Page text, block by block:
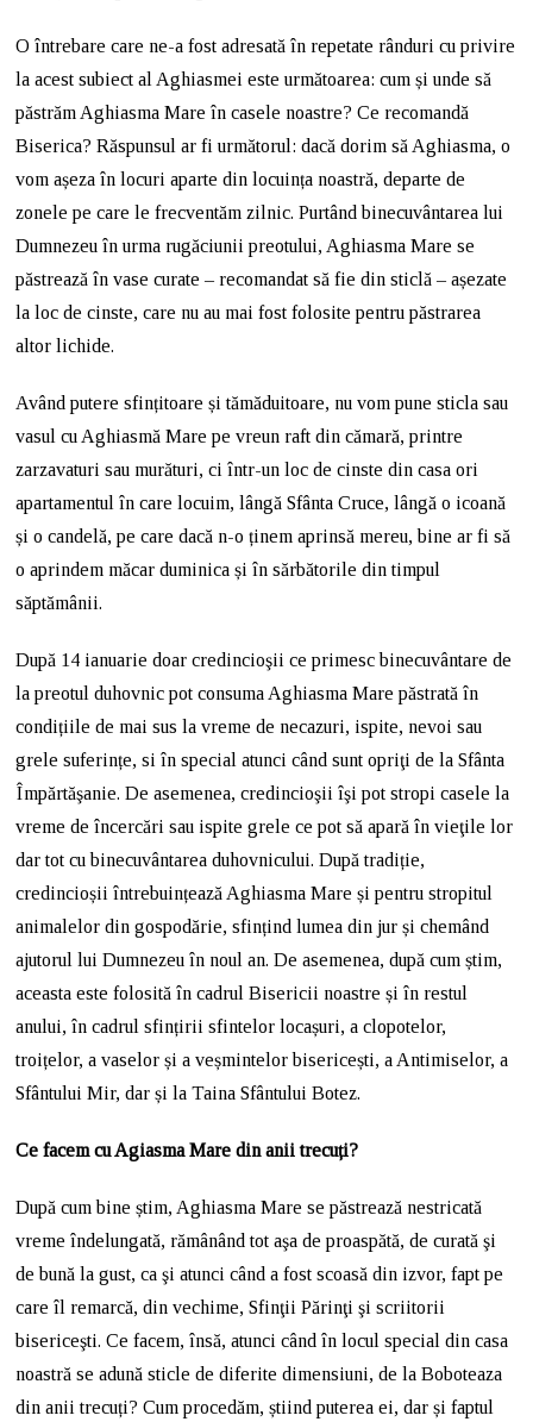
O întrebare care ne-a fost adresată în repetate rânduri cu privire
la acest subiect al Aghiasmei este următoarea: cum și unde să
păstrăm Aghiasma Mare în casele noastre? Ce recomandă
Biserica? Răspunsul ar fi următorul: dacă dorim să Aghiasma, o
vom așeza în locuri aparte din locuința noastră, departe de
zonele pe care le frecventăm zilnic. Purtând binecuvântarea lui
Dumnezeu în urma rugăciunii preotului, Aghiasma Mare se
păstrează în vase curate – recomandat să fie din sticlă – așezate
la loc de cinste, care nu au mai fost folosite pentru păstrarea
altor lichide.
Având putere sfințitoare și tămăduitoare, nu vom pune sticla sau
vasul cu Aghiasmă Mare pe vreun raft din cămară, printre
zarzavaturi sau murături, ci într-un loc de cinste din casa ori
apartamentul în care locuim, lângă Sfânta Cruce, lângă o icoană
și o candelă, pe care dacă n-o ținem aprinsă mereu, bine ar fi să
o aprindem măcar duminica și în sărbătorile din timpul
săptămânii.
După 14 ianuarie doar credincioşii ce primesc binecuvântare de
la preotul duhovnic pot consuma Aghiasma Mare păstrată în
condițiile de mai sus la vreme de necazuri, ispite, nevoi sau
grele suferințe, si în special atunci când sunt opriţi de la Sfânta
Împărtăşanie. De asemenea, credincioşii îşi pot stropi casele la
vreme de încercări sau ispite grele ce pot să apară în vieţile lor
dar tot cu binecuvântarea duhovnicului. După tradiție,
credincioșii întrebuințează Aghiasma Mare și pentru stropitul
animalelor din gospodărie, sfințind lumea din jur și chemând
ajutorul lui Dumnezeu în noul an. De asemenea, după cum știm,
aceasta este folosită în cadrul Bisericii noastre și în restul
anului, în cadrul sfințirii sfintelor locașuri, a clopotelor,
troițelor, a vaselor și a veșmintelor bisericești, a Antimiselor, a
Sfântului Mir, dar și la Taina Sfântului Botez.
Ce facem cu Agiasma Mare din anii trecuți?
După cum bine știm, Aghiasma Mare se păstrează nestricată
vreme îndelungată, rămânând tot aşa de proaspătă, de curată şi
de bună la gust, ca şi atunci când a fost scoasă din izvor, fapt pe
care îl remarcă, din vechime, Sfinţii Părinţi şi scriitorii
bisericeşti. Ce facem, însă, atunci când în locul special din casa
noastră se adună sticle de diferite dimensiuni, de la Boboteaza
din anii trecuți? Cum procedăm, știind puterea ei, dar și faptul